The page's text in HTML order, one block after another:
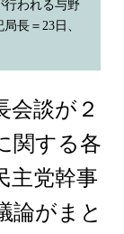
行われる与野
長＝23日、
談が２
関する各
主党幹事
論がまと